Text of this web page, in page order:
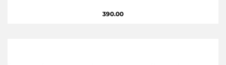
390.00